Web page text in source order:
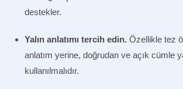
destekler.
Yalın anlatımı tercih edin. Özellikle tez
anlatım yerine, doğrudan ve açık cümle
kullanılmalıdır.